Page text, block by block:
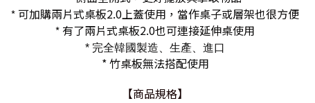
* 可加購兩片式桌板2.0上蓋使用，當作桌子或層架也很方便
* 有了兩片式桌板2.0也可連接延伸桌使用
* 完全韓國製造、生產、進口
* 竹桌板無法搭配使用
【商品規格】